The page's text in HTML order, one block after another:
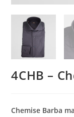
4CHB –
Chemise Barba